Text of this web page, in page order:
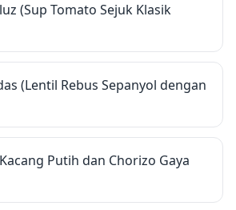
(Sup Tomato Sejuk Klasik
(Lentil Rebus Sepanyol dengan
Putih dan Chorizo Gaya